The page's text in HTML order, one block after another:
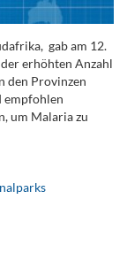
gab am 12.
erhöhten Anzahl
den Provinzen
empfohlen
um Malaria zu